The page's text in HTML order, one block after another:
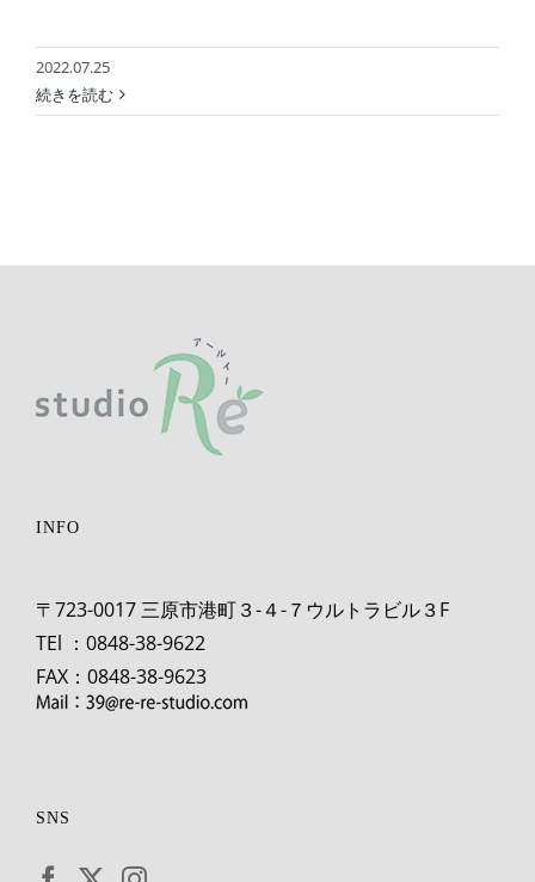
2022.07.25
続きを読む
INFO
〒723-0017 三原市港町３-４-７ウルトラビル３F
TEl ：0848-38-9622
FAX：0848-38-9623
SNS